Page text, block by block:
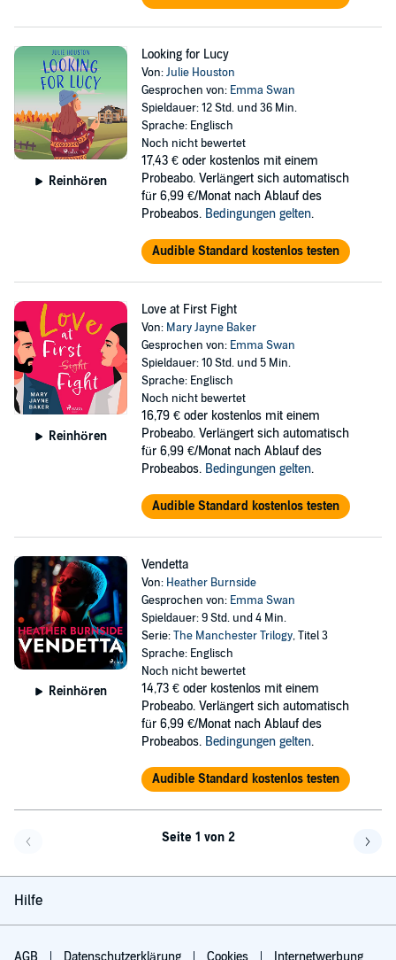
Reinhören
Looking for Lucy
Von:Julie Houston
Gesprochen von: Emma Swan
Spieldauer: 12 Std. und 36 Min.
Sprache: Englisch
Noch nicht bewertet
17,43 € oder kostenlos mit einem
Probeabo. Verlängert sich automatisch
für 6,99 €/Monat nach Ablauf des
Probeabos. Bedingungen gelten.
Audible Standard kostenlos testen
Reinhören
Love at First Fight
Von: Mary Jayne Baker
Gesprochen von: Emma Swan
Spieldauer: 10 Std. und 5 Min.
Sprache: Englisch
Noch nicht bewertet
16,79 € oder kostenlos mit einem
Probeabo. Verlängert sich automatisch
für 6,99 €/Monat nach Ablauf des
Probeabos. Bedingungen gelten.
Audible Standard kostenlos testen
Reinhören
Vendetta
Von: Heather Burnside
Gesprochen von: Emma Swan
Spieldauer: 9 Std. und 4 Min.
Serie:The Manchester Trilogy, Titel 3
Sprache: Englisch
Noch nicht bewertet
14,73 € oder kostenlos mit einem
Probeabo. Verlängert sich automatisch
für 6,99 €/Monat nach Ablauf des
Probeabos. Bedingungen gelten.
Audible Standard kostenlos testen
Seite 1 von 2
Hilfe
AGB Datenschutzerklärung Cookies Internetwerbung